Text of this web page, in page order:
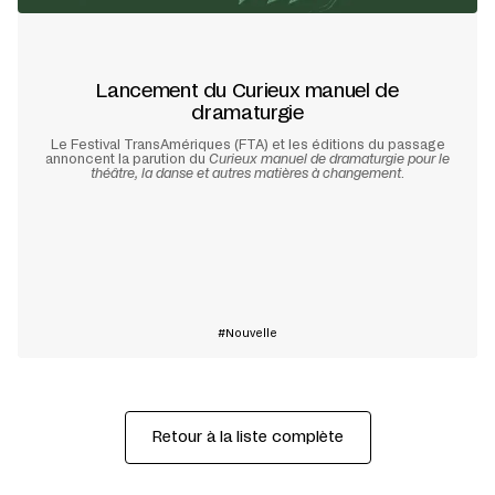
Lancement du Curieux manuel de
dramaturgie
Le Festival TransAmériques (FTA) et les éditions du passage
annoncent la parution du Curieux manuel de dramaturgie pour le
théâtre, la danse et autres matières à changement.
Nouvelle
Retour à la liste complète